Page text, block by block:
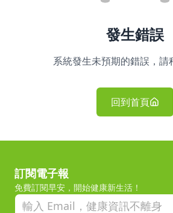
發生錯誤
系統發生未預期的錯誤，請
回到首頁
訂閱電子報
免費訂閱早安，開始健康新生活！